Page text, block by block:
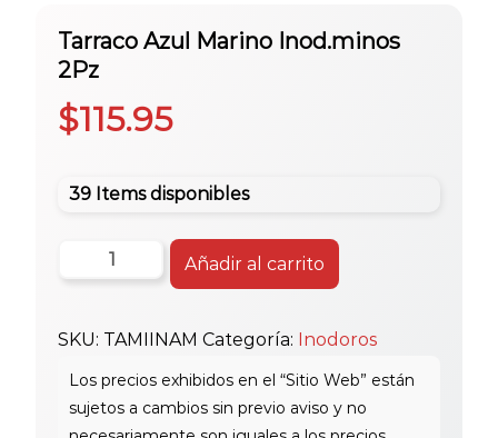
Tarraco Azul Marino Inod.minos
2Pz
$115.95
39 Items disponibles
Tarraco
Azul
Inod.minos
2Pz
cantidad
Añadir al carrito
SKU: TAMIINAM Categoría: Inodoros